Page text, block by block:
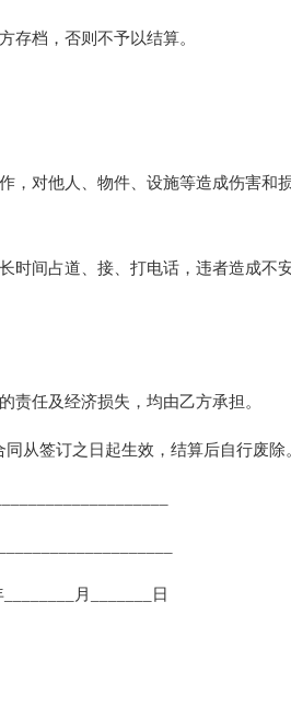
档，否则不予以结算。
对他人、物件、设施等造成伤害和
间占道、接、打电话，违者造成不
任及经济损失，均由乙方承担。
签订之日起生效，结算后自行废除
月_______日